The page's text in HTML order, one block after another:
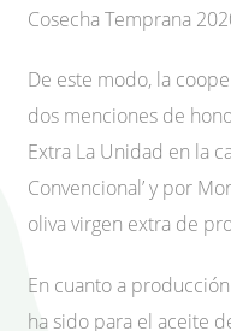
Cosecha Temprana
De este modo, la
dos menciones de
Extra La Unidad en la
Convencional’ y por
oliva virgen extra de
En cuanto a
ha sido para el aceite